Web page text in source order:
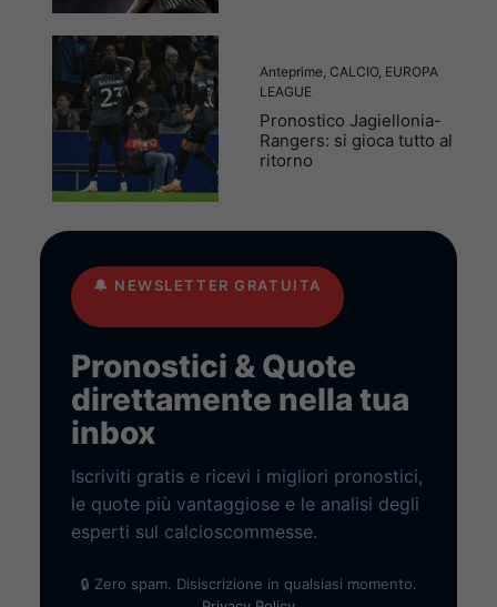
Anteprime CALCIO, EUROPA
LEAGUE
Pronostico Jagiellonia-
Rangers: si gioca tutto al
ritorno
🔔 NEWSLETTER GRATUITA
Pronostici & Quote
direttamente nella tua
inbox
Iscriviti gratis e ricevi i migliori pronostici,
le quote più vantaggiose e le analisi degli
esperti sul calcioscommesse.
🔒 Zero spam. Disiscrizione in qualsiasi momento.